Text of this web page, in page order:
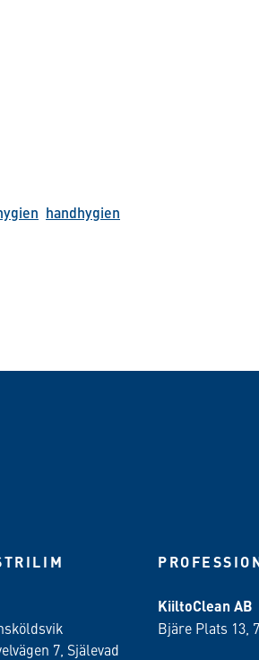
handhygien
7, Själevad
KiiltoClean AB
Bjäre Plats 13,